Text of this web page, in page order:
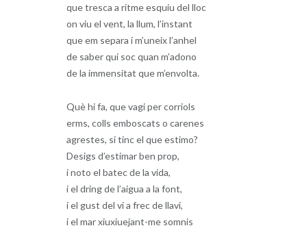
que tresca a ritme esquiu del lloc
on viu el vent, la llum, l’instant
que em separa i m’uneix l’anhel
de saber qui soc quan m’adono
de la immensitat que m’envolta.
Què hi fa, que vagi per corriols
erms, colls emboscats o carenes
agrestes, si tinc el que estimo?
Desigs d’estimar ben prop,
i noto el batec de la vida,
i el dring de l’aigua a la font,
i el gust del vi a frec de llavi,
i el mar xiuxiuejant-me somnis